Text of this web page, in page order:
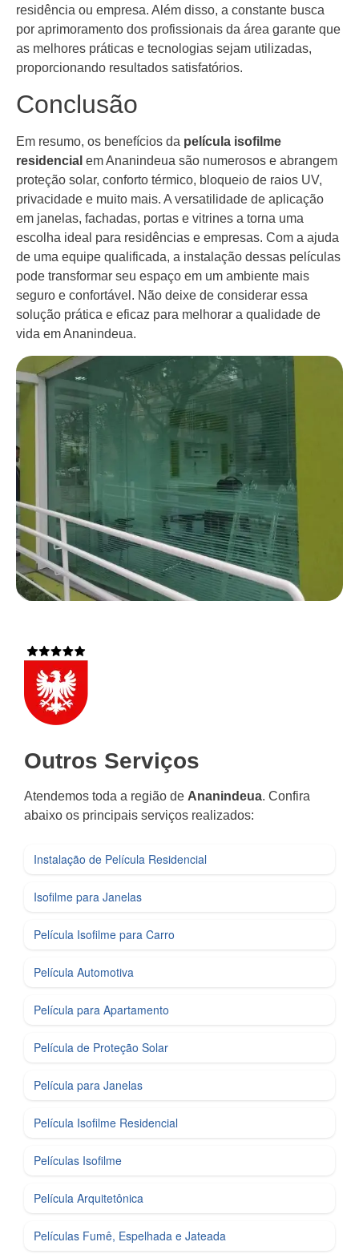
residência ou empresa. Além disso, a constante busca
por aprimoramento dos profissionais da área garante que
as melhores práticas e tecnologias sejam utilizadas,
proporcionando resultados satisfatórios.
Conclusão
Em resumo, os benefícios da película isofilme
residencial em Ananindeua são numerosos e abrangem
proteção solar, conforto térmico, bloqueio de raios UV,
privacidade e muito mais. A versatilidade de aplicação
em janelas, fachadas, portas e vitrines a torna uma
escolha ideal para residências e empresas. Com a ajuda
de uma equipe qualificada, a instalação dessas películas
pode transformar seu espaço em um ambiente mais
seguro e confortável. Não deixe de considerar essa
solução prática e eficaz para melhorar a qualidade de
vida em Ananindeua.
Outros Serviços
Atendemos toda a região de Ananindeua. Confira
abaixo os principais serviços realizados:
Instalação de Película Residencial
Isofilme para Janelas
Película Isofilme para Carro
Película Automotiva
Película para Apartamento
Película de Proteção Solar
Película para Janelas
Película Isofilme Residencial
Películas Isofilme
Película Arquitetônica
Películas Fumê, Espelhada e Jateada